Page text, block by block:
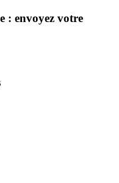
: envoyez votre